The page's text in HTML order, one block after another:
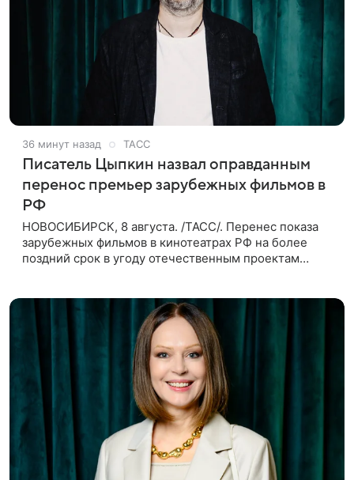
36 минут назад ТАСС
Писатель Цыпкин назвал оправданным
перенос премьер зарубежных фильмов в
РФ
НОВОСИБИРСК, 8 августа. /ТАСС/. Перенес показа
зарубежных фильмов в кинотеатрах РФ на более
поздний срок в угоду отечественным проектам